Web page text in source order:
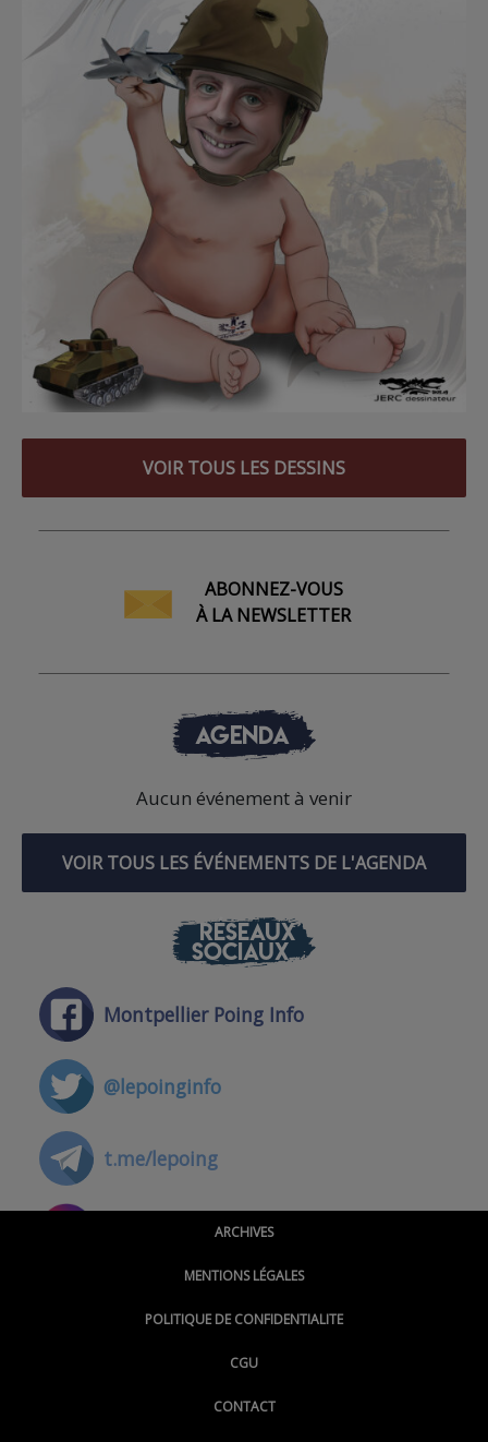
VOIR TOUS LES DESSINS
ABONNEZ-VOUS
À LA NEWSLETTER
AGENDA
Aucun événement à venir
VOIR TOUS LES ÉVÉNEMENTS DE L'AGENDA
RÉSEAUX
SOCIAUX
Montpellier Poing Info
@lepoinginfo
t.me/lepoing
@montpellierpoinginfo
@LePoingMontpellier
ARCHIVES
MENTIONS LÉGALES
POLITIQUE DE CONFIDENTIALITE
CGU
CONTACT